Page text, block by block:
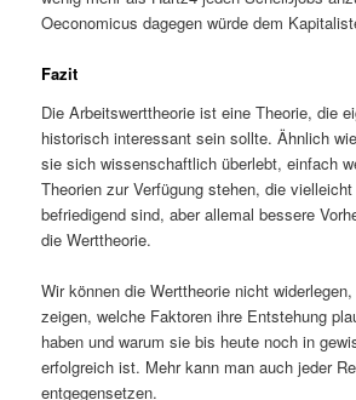
Oeconomicus dagegen würde dem
Fazit
Die Arbeitswerttheorie ist eine Theorie, die
historisch interessant sein sollte. Ähnlich
sie sich wissenschaftlich überlebt, einfach
Theorien zur Verfügung stehen, die
befriedigend sind, aber allemal bessere
die Werttheorie.
Wir können die Werttheorie nicht
zeigen, welche Faktoren ihre Entstehung
haben und warum sie bis heute noch in
erfolgreich ist. Mehr kann man auch jeder
entgegensetzen.